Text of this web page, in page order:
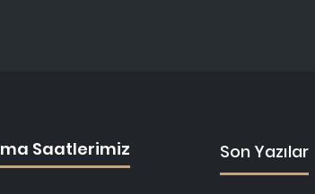
Saatlerimiz Son Yazılar